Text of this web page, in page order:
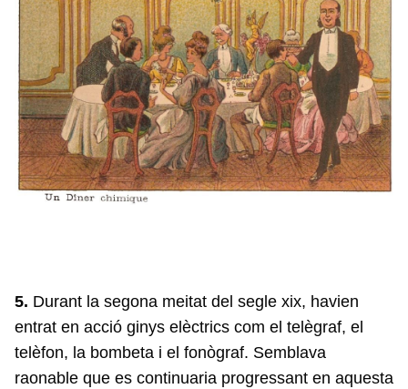
5. Durant la segona meitat del segle xix, havien
entrat en acció ginys elèctrics com el telègraf, el
telèfon, la bombeta i el fonògraf. Semblava
raonable que es continuaria progressant en aquesta